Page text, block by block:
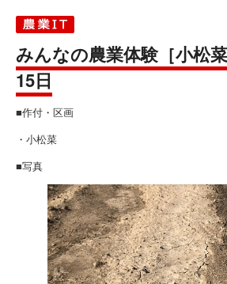
みんなの農業体験［小松
15日
■作付・区画
・小松菜
■写真